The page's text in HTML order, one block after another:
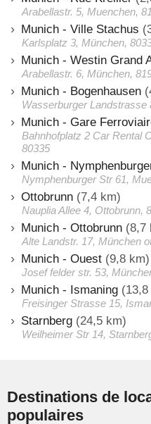
Arabellastr. 5, Muenchen,
Munich - Ville Stachus
Karlsplatz 3, München,
Munich - Westin Grand
Arabellastr. 6, München,
Munich - Bogenhausen
Wasserburger Landstrasse
Munich - Gare
Bahnhofplatz 2 Car Rental
80335
Munich -
Nymphenburger Str 61,
Ottobrunn (7,4 km)
Nauplia Allee 4, Ottobrunn,
Munich - Ottobrunn (8,7
Alte Landstr. 17, München
Munich - Ouest (9,8 km)
Josef felder str. 53,
Munich - Ismaning
Freisinger Strasse 15,
Starnberg (24,5 km)
Weilheimer Str 14,
Destinations de
populaires